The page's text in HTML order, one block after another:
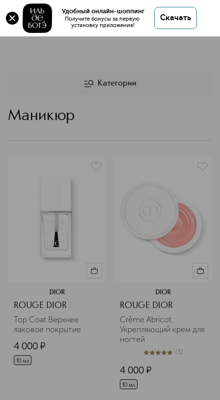
Удобный онлайн-шоппинг
Получите бонусы за первую
установку приложения!
Скачать
Категории
Маникюр
DIOR
ROUGE DIOR
Top Coat Верхнее
лаковое покрытие
4 000 ¤
10 мл
DIOR
ROUGE DIOR
Crème Abricot
Укрепляющий крем для
ногтей
5из 53 (3)
4 000 ¤
10 мл